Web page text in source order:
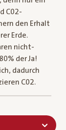
C02-
den Erhalt
Erde.
nicht-
der Ja!
dadurch
C02.